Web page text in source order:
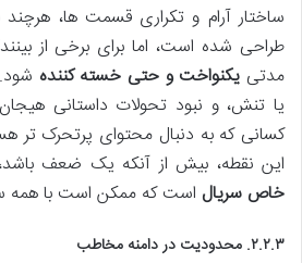
ساختار آرام و تکراری قسمت ها،
طراحی شده است، اما برای برخی از
مدتی یکنواخت و حتی خسته کننده
یا تنش، و نبود تحولات داستانی
کسانی که به دنبال محتوای پرتحرک تر
این نقطه، بیش از آنکه یک ضعف
خاص سریال است که ممکن است با همه
۲.۲.۳. محدودیت در دامنه مخاطب